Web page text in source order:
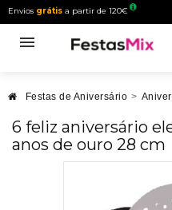
Envios grátis a partir de 120€
Festas de Aniversário >
6 feliz aniversário
anos de ouro 28 cm